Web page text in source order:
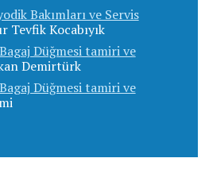
Bakımları ve Servis
Tevfik Kocabıyık
Düğmesi tamiri ve
Demirtürk
Düğmesi tamiri ve